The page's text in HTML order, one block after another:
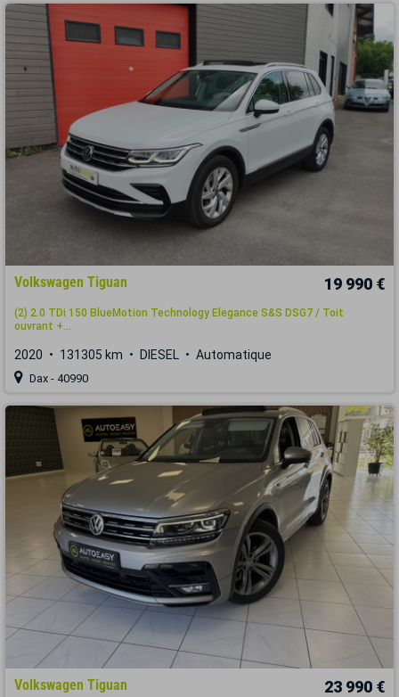
Volkswagen Tiguan 19 990 €
(2) 2.0 TDi 150 BlueMotion Technology Elegance S&S DSG7 / Toit
ouvrant +...
2020 131305 km DIESEL Automatique
Dax - 40990
Volkswagen Tiguan 23 990 €